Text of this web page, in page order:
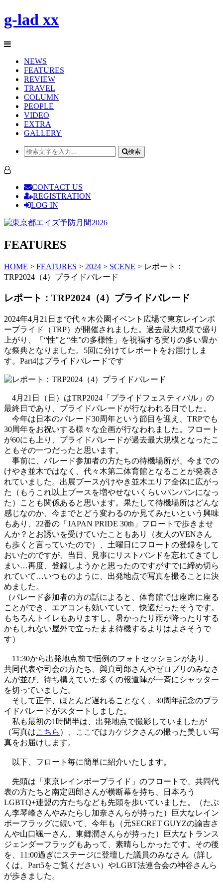
g-lad xx
NEWS
FEATURES
REVIEW
TRAVEL
COLUMN
PEOPLE
VIDEO
EXTRA
GALLERY
検索
CONTACT US
REGISTRATION
LOG IN
FEATURES
HOME > FEATURES > 2024 > SCENE > レポート：
TRP2024（4）プライドパレード
レポート：TRP2024（4）プライドパレード
2024年4月21日まで代々木公園イベント広場で東京レインボ
ープライド（TRP）が開催されました。過去最大規模で盛り
上がり、「“性”と“生”の多様性」を祝福する実りの多い豊か
な祭典となりました。5回に分けてレポートをお届けしま
す。Part4はプライドパレードです
4月21日（日）はTRP2024「プライドフェスティバル」の
最終日であり、プライドパレードが行なわれる日でした。
今年は日本のパレード30周年という節目を迎え、TRPでも
30周年をお祝いする様々な企画が行なわれました。フロート
が60にも上り、プライドパレードが過去最大規模となったこ
ともその一つだったと思います。
事前に、パレード参加者の方たちの待機場所が、今までの
けやき並木ではなく、代々木第二体育館となることが発表さ
れていました。出展ブースがけやき並木エリア全体に広がっ
た（もうこれ以上ブースを増やせないくらいパンパンになっ
た）ことも関係あると思います。果たして待機場所はどんな
感じなのか、今までとどう変わるのか見てみたいという興味
もあり、22番の「JAPAN PRIDE 30th」フロートで歩きませ
んか？とお誘いを受けていたこともあり（友人のVENさん
も歩くと言っていたので）、土曜日にフロートの登録をして
おいたのですが、当日、見事にリストバンドを忘れてきてし
まい…再度、登録しようかと思ったのですがすでに締め切ら
れていて…いつものように、出発地点で写真を撮ることに決
めました。
（パレード参加者の方の話によると、体育館では座席に座る
ことができ、エアコンも効いていて、快適だったそうです。
もちろんトイレもありますし。暑かったり雨が降ったりする
かもしれない屋外で立ったまま待機するよりはよさそうで
す）
11:30から出発地点前で恒例のフォトセッションがあり、
共同代表や司会の方たち、與真司郎さんやゼロプリのみなさ
んが並び、待ち構えていた多くの報道陣が一斉にシャッター
を切っていました。
そして正午、ほとんど遅れることなく、30周年記念のプラ
イドパレードがスタートしました。
私も最初の1時間半は、出発地点で撮影していましたが
（写真はこちら ）、ここではカケジクさんの撮った美しい写
真をお届けします。
以下、フロート毎に簡単に紹介いたします。
先頭は「東京レインボープライド」のフロートで、共同代
表の方たちと南定四郎さんが横断幕を持ち、日本ろう
LGBTQ+連盟の方たちなども先頭を歩いていました。（たぶ
ん李琴峰さんやみたらし加奈さんらが持った）巨大なレイン
ボーフラッグに続いて、今年も（元SECRET GUYZの諭吉さ
んや山口颯一さん、東郷潤さんらが持った）巨大なトランス
ジェンダーフラッグもあって、素晴らしかったです。その後
を、11:00過ぎにステージに登壇した議員のみなさん（詳し
くは、Part5をご覧ください）やLGBT法連合会の神谷さんら
が歩きました。